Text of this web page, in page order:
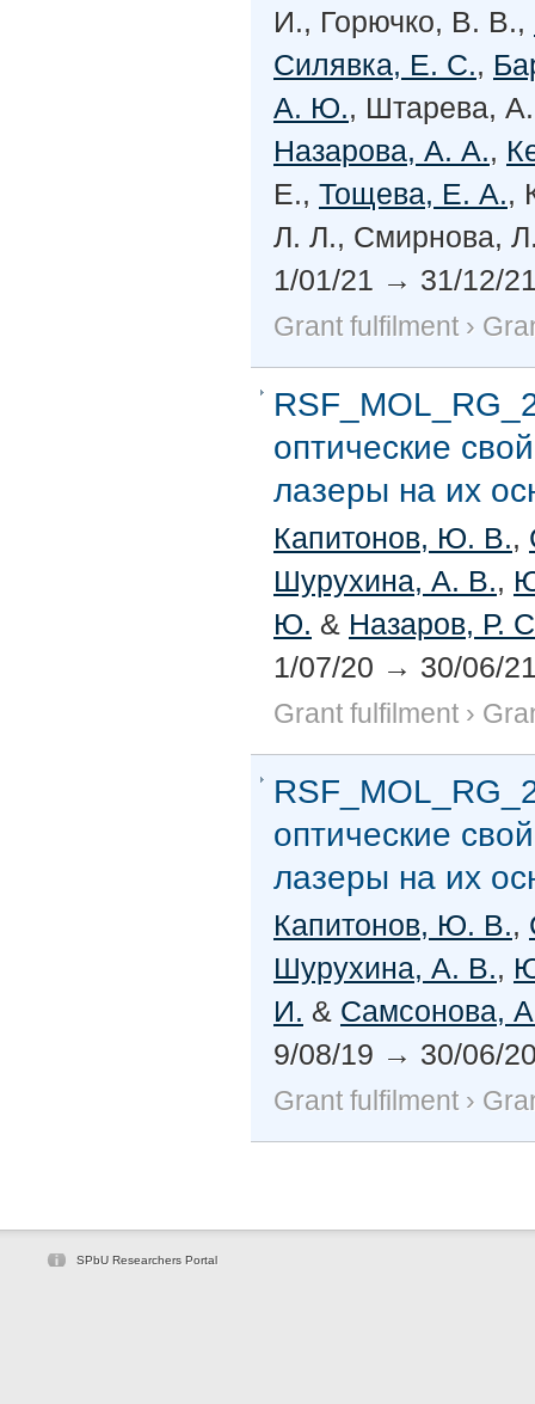
И., Горючко, В. В.,
Силявка, Е. С.,
А. Ю., Штарева,
Назарова, А. А.,
Е., Тощева, Е. А.,
Л. Л., Смирнова,
1/01/21 → 31/12/
Grant fulfilment›
оптические
лазеры на их
Капитонов, Ю. В.,
Шурухина, А. В.,
Ю. & Назаров, Р.
1/07/20 → 30/06/
Grant fulfilment ›
оптические
лазеры на их
Капитонов, Ю. В.,
Шурухина, А. В.,
И. & Самсонова,
9/08/19 → 30/06/
Grant fulfilment›
SPbU Researchers Portal